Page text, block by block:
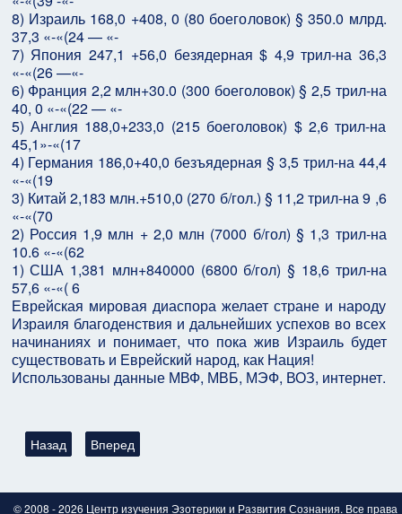
8) Израиль 168,0 +408, 0 (80 боеголовок) § 350.0 млрд.
37,3 «-«(24 — «-
7) Япония 247,1 +56,0 безядерная $ 4,9 трил-на 36,3
«-«(26 —«-
6) Франция 2,2 млн+30.0 (300 боеголовок) § 2,5 трил-на
40, 0 «-«(22 — «-
5) Англия 188,0+233,0 (215 боеголовок) $ 2,6 трил-на
45,1»-«(17
4) Германия 186,0+40,0 безъядерная § 3,5 трил-на 44,4
«-«(19
3) Китай 2,183 млн.+510,0 (270 б/гол.) § 11,2 трил-на 9 ,6
«-«(70
2) Россия 1,9 млн + 2,0 млн (7000 б/гол) § 1,3 трил-на
10.6 «-«(62
1) США 1,381 млн+840000 (6800 б/гол) § 18,6 трил-на
57,6 «-«( 6
Еврейская мировая диаспора желает стране и народу
Израиля благоденствия и дальнейших успехов во всех
начинаниях и понимает, что пока жив Израиль будет
существовать и Еврейский народ, как Нация!
Использованы данные МВФ, МВБ, МЭФ, ВОЗ, интернет.
Предыдущий: Почему у евреев невероятно высокий IQ?
Назад Следующий: Удивительные «Протоколы»
Вперед
© 2008 - 2026 Центр изучения Эзотерики и Развития Сознания. Все права